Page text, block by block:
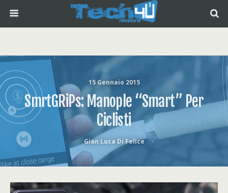
15 Gennaio 2015
SmrtGRiPs: Manople “smart” Per
Ciclisti
Gian Luca Di Felice